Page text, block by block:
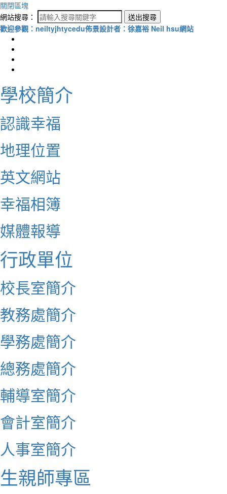
關閉區塊
網站搜尋：
送出搜尋
歡迎參觀：neiltyjhtycedu佈景設計者：徐嘉裕 Neil hsu網站
學校簡介
認識幸福
地理位置
英文網站
幸福相簿
媒體報導
行政單位
校長室簡介
教務處簡介
學務處簡介
總務處簡介
輔導室簡介
會計室簡介
人事室簡介
生親師專區